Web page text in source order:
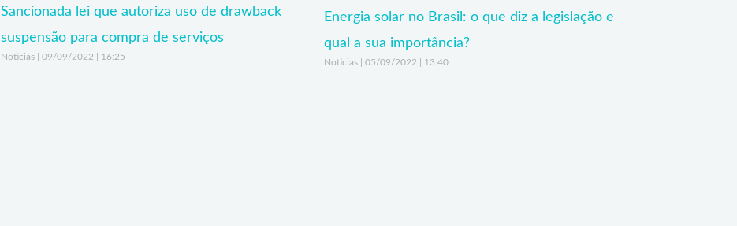
Sancionada lei que autoriza uso de drawback
suspensão para compra de serviços
Noticias 09/09/2022 16:25
Energia solar no Brasil: o que diz a legislação e
qual a sua importância?
Noticias 05/09/2022 13:40